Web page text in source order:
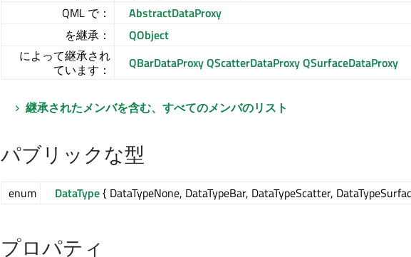
QML で：
AbstractDataProxy
を継承：
QObject
によって継承され
ています：
QBarDataProxyQScatterDataProxyQSurfaceDataProxy
継承されたメンバを含む、すべてのメンバのリスト
パブリックな型
enum DataType{ DataTypeNone, DataTypeBar, DataTypeScatter,
プロパティ